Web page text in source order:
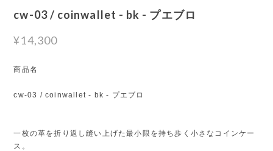
cw-03 / coinwallet - bk - プエブロ
¥14,300
商品名
cw-03 / coinwallet - bk - プエブロ
一枚の革を折り返し縫い上げた最小限を持ち歩く小さなコインケー
ス。